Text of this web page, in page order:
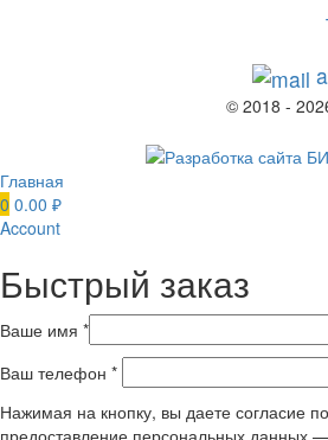
© 2018 -
Главная
0 0.00 ₽
Account
Быстрый заказ
Ваше имя *
Ваш телефон *
Нажимая на кнопку, вы даете согласие
предоставление персональных данных —